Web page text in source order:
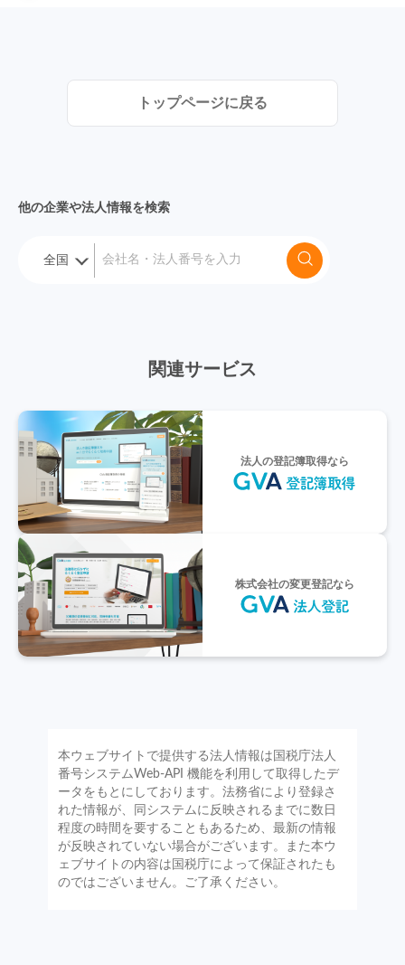
トップページに戻る
他の企業や法人情報を検索
関連サービス
法人の登記簿取得なら
株式会社の変更登記なら
本ウェブサイトで提供する法人情報は国税庁法人
番号システムWeb-API 機能を利用して取得したデ
ータをもとにしております。法務省により登録さ
れた情報が、同システムに反映されるまでに数日
程度の時間を要することもあるため、最新の情報
が反映されていない場合がございます。また本ウ
ェブサイトの内容は国税庁によって保証されたも
のではございません。ご了承ください。